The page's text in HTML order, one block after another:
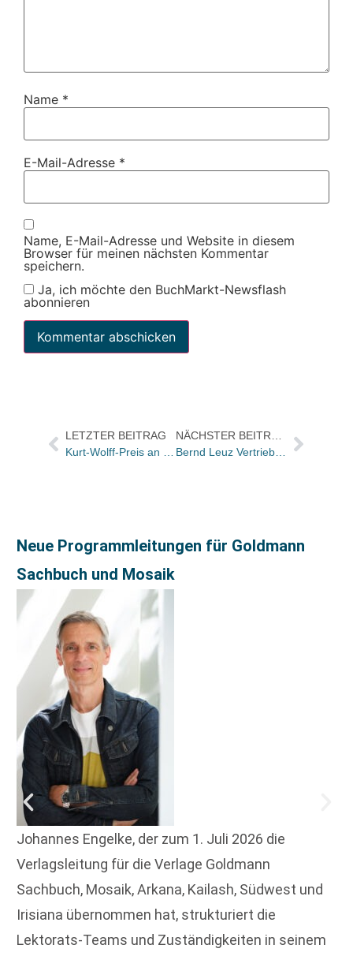
Name *
E-Mail-Adresse *
Name, E-Mail-Adresse und Website in diesem
Browser für meinen nächsten Kommentar
speichern.
Ja, ich möchte den BuchMarkt-Newsflash
abonnieren
LETZTER BEITRAG
Neue Programmleitungen für Goldmann
Sachbuch und Mosaik
Johannes Engelke, der zum 1. Juli 2026 die
Verlagsleitung für die Verlage Goldmann
Sachbuch, Mosaik, Arkana, Kailash, Südwest und
Irisiana übernommen hat, strukturiert die
Lektorats-Teams und Zuständigkeiten in seinem